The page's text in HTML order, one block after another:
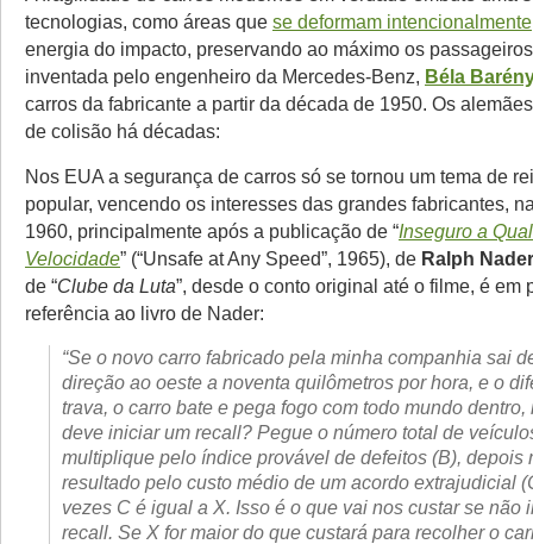
tecnologias, como áreas que se deformam intencionalmente
energia do impacto, preservando ao máximo os
inventada pelo engenheiro da Mercedes-Benz, Béla
carros da fabricante a partir da década de 1950. Os
de colisão há décadas:
Nos EUA a segurança de carros só se tornou um tema de
popular, vencendo os interesses das grandes fabricantes,
1960, principalmente após a publicação de “Inseguro a
Velocidade” (“Unsafe at Any Speed”, 1965), de Ralph Nader
de “Clube da Luta”, desde o conto original até o filme, é em
referência ao livro de Nader:
“Se o novo carro fabricado pela minha companhia sai
direção ao oeste a noventa quilômetros por hora, e o
trava, o carro bate e pega fogo com todo mundo
deve iniciar um recall? Pegue o número total de
multiplique pelo índice provável de defeitos (B), depois
resultado pelo custo médio de um acordo extrajudicial
vezes C é igual a X. Isso é o que vai nos custar se não
recall. Se X for maior do que custará para recolher o